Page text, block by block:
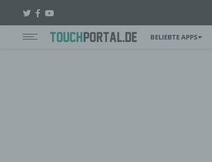
BELIEBTE APPS